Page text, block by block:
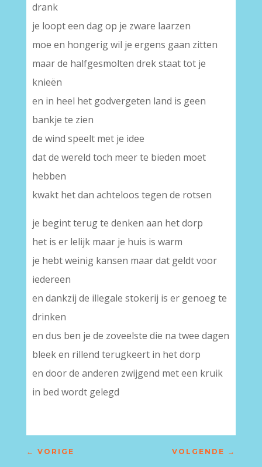
drank
je loopt een dag op je zware laarzen
moe en hongerig wil je ergens gaan zitten
maar de halfgesmolten drek staat tot je
knieën
en in heel het godvergeten land is geen
bankje te zien
de wind speelt met je idee
dat de wereld toch meer te bieden moet
hebben
kwakt het dan achteloos tegen de rotsen
je begint terug te denken aan het dorp
het is er lelijk maar je huis is warm
je hebt weinig kansen maar dat geldt voor
iedereen
en dankzij de illegale stokerij is er genoeg te
drinken
en dus ben je de zoveelste die na twee dagen
bleek en rillend terugkeert in het dorp
en door de anderen zwijgend met een kruik
in bed wordt gelegd
← VORIGE VOLGENDE →